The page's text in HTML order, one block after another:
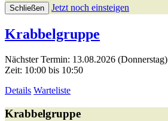
Schließen Jetzt noch einsteigen
Krabbelgruppe
Nächster Termin: 13.08.2026 (Donnerstag)
Zeit: 10:00 bis 10:50
Details Warteliste
Krabbelgruppe